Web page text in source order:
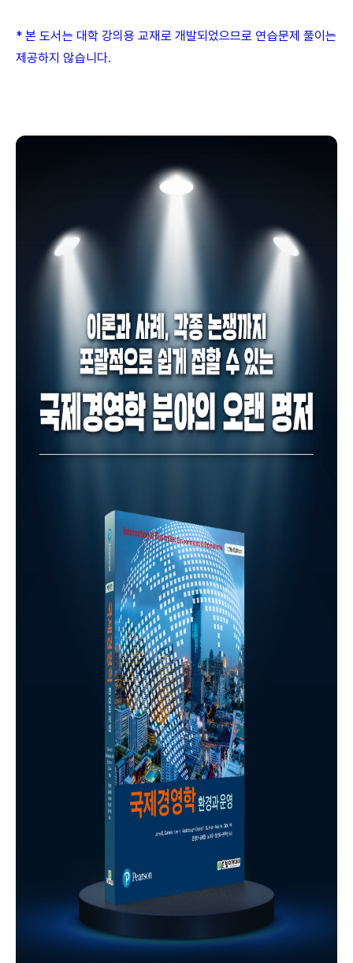
* 본 도서는 대학 강의용 교재로 개발되었으므로 연습문제 풀이는
제공하지 않습니다.